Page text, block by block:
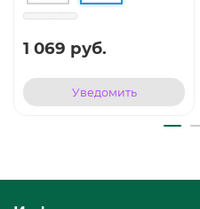
1 069 руб.
Уведомить